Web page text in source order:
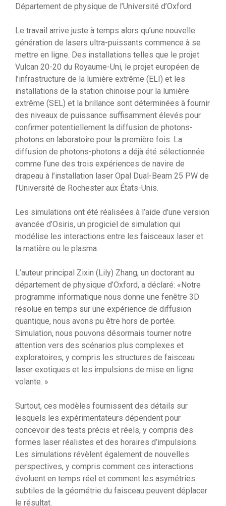
Département de physique de l’Université d’Oxford.
Le travail arrive juste à temps alors qu’une nouvelle
génération de lasers ultra-puissants commence à se
mettre en ligne. Des installations telles que le projet
Vulcan 20-20 du Royaume-Uni, le projet européen de
l’infrastructure de la lumière extrême (ELI) et les
installations de la station chinoise pour la lumière
extrême (SEL) et la brillance sont déterminées à fournir
des niveaux de puissance suffisamment élevés pour
confirmer potentiellement la diffusion de photons-
photons en laboratoire pour la première fois. La
diffusion de photons-photons a déjà été sélectionnée
comme l’une des trois expériences de navire de
drapeau à l’installation laser Opal Dual-Beam 25 PW de
l’Université de Rochester aux États-Unis.
Les simulations ont été réalisées à l’aide d’une version
avancée d’Osiris, un progiciel de simulation qui
modélise les interactions entre les faisceaux laser et
la matière ou le plasma.
L’auteur principal Zixin (Lily) Zhang, un doctorant au
département de physique d’Oxford, a déclaré: «Notre
programme informatique nous donne une fenêtre 3D
résolue en temps sur une expérience de diffusion
quantique, nous avons pu être hors de portée.
Simulation, nous pouvons désormais tourner notre
attention vers des scénarios plus complexes et
exploratoires, y compris les structures de faisceau
laser exotiques et les impulsions de mise en ligne
volante. »
Surtout, ces modèles fournissent des détails sur
lesquels les expérimentateurs dépendent pour
concevoir des tests précis et réels, y compris des
formes laser réalistes et des horaires d’impulsions.
Les simulations révèlent également de nouvelles
perspectives, y compris comment ces interactions
évoluent en temps réel et comment les asymétries
subtiles de la géométrie du faisceau peuvent déplacer
le résultat.